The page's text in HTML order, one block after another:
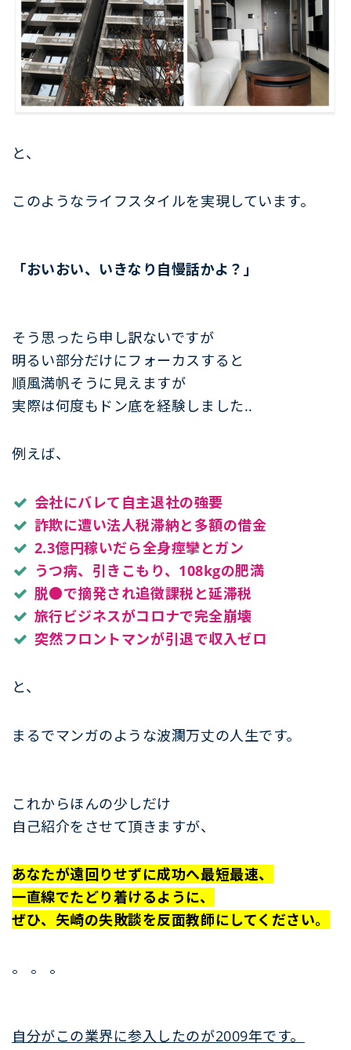
と、
このようなライフスタイルを実現しています。
「おいおい、いきなり自慢話かよ？」
そう思ったら申し訳ないですが
明るい部分だけにフォーカスすると
順風満帆そうに見えますが
実際は何度もドン底を経験しました..
例えば、
会社にバレて自主退社の強要
詐欺に遭い法人税滞納と多額の借金
2.3億円稼いだら全身痙攣とガン
うつ病、引きこもり、108kgの肥満
脱●で摘発され追徴課税と延滞税
旅行ビジネスがコロナで完全崩壊
突然フロントマンが引退で収入ゼロ
と、
まるでマンガのような波瀾万丈の人生です。
これからほんの少しだけ
自己紹介をさせて頂きますが、
あなたが遠回りせずに成功へ最短最速、
一直線でたどり着けるように、
ぜひ、矢崎の失敗談を反面教師にしてください。
。 。 。
自分がこの業界に参入したのが2009年です。